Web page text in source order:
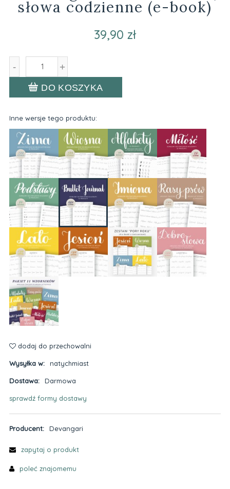
słowa codzienne (e-book)
39,90 zł
- +
DO KOSZYKA
Inne wersje tego produktu:
dodaj do przechowalni
Wysyłka w: natychmiast
Dostawa: Darmowa
Cena nie zawiera ewentualnych kosztów płatności
sprawdź formy dostawy
Producent: Devangari
zapytaj o produkt
poleć znajomemu